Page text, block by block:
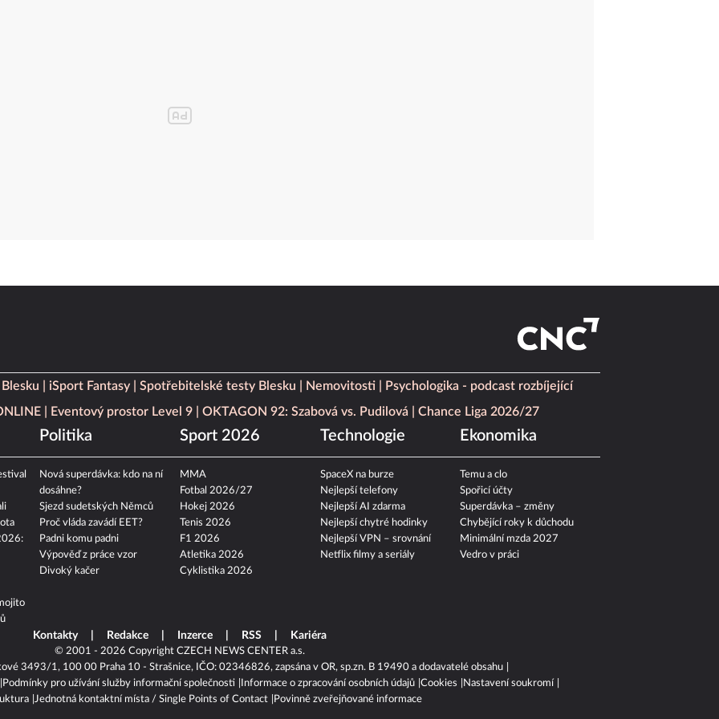
iSport Fantasy Spotřebitelské testy Blesku Nemovitosti
Psychologika - podcast rozbíjející
Eventový prostor Level 9 OKTAGON 92: Szabová vs. Pudilová Chance Liga 2026/27
Politika
Nová superdávka: kdo na ní
dosáhne?
Sjezd sudetských Němců
Proč vláda zavádí EET?
Padni komu padni
Výpověď z práce vzor
Divoký kačer
Sport 2026
MMA
Fotbal 2026/27
Hokej 2026
Tenis 2026
F1 2026
Atletika 2026
Cyklistika 2026
Technologie
SpaceX na burze
Nejlepší telefony
Nejlepší AI zdarma
Nejlepší chytré hodinky
Nejlepší VPN – srovnání
Netflix filmy a seriály
Ekonomika
Temu a clo
Spořicí účty
Superdávka – změny
Chybějící roky k důchodu
Minimální mzda 2027
Vedro v práci
Kontakty Redakce Inzerce RSS Kariéra
© 2001 - 2026 Copyright CZECH NEWS CENTER a.s.
3493/1, 100 00 Praha 10 - Strašnice, IČO: 02346826, zapsána v OR, sp.zn. B 19490 a dodavatelé obsahu
Podmínky pro užívání služby informační společnosti
Informace o zpracování osobních údajů Cookies
Nastavení soukromí
Jednotná kontaktní místa / Single Points of Contact Povinně zveřejňované informace